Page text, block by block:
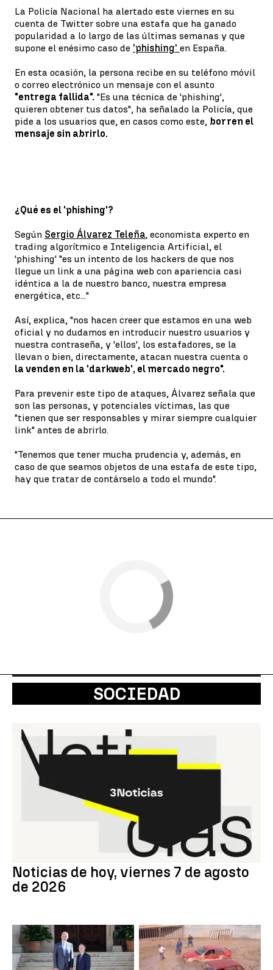
La Policía Nacional ha alertado este viernes en su
cuenta de Twitter sobre una estafa que ha ganado
popularidad a lo largo de las últimas semanas y que
supone el enésimo caso de 'phishing' en España.
En esta ocasión, la persona recibe en su teléfono móvil
o correo electrónico un mensaje con el asunto
"entrega fallida". "Es una técnica de 'phishing',
quieren obtener tus datos", ha señalado la Policía, que
pide a los usuarios que, en casos como este, borren el
mensaje sin abrirlo.
¿Qué es el 'phishing'?
Según Sergio Álvarez Teleña, economista experto en
trading algorítmico e Inteligencia Artificial, el
'phishing' "es un intento de los hackers de que nos
llegue un link a una página web con apariencia casi
idéntica a la de nuestro banco, nuestra empresa
energética, etc..."
Así, explica, "nos hacen creer que estamos en una web
oficial y no dudamos en introducir nuestro usuarios y
nuestra contraseña, y 'ellos', los estafadores, se la
llevan o bien, directamente, atacan nuestra cuenta o
la venden en la 'darkweb', el mercado negro".
Para prevenir este tipo de ataques, Álvarez señala que
son las personas, y potenciales víctimas, las que
"tienen que ser responsables y mirar siempre cualquier
link" antes de abrirlo.
"Tenemos que tener mucha prudencia y, además, en
caso de que seamos objetos de una estafa de este tipo,
hay que tratar de contárselo a todo el mundo".
SOCIEDAD
Noticias de hoy, viernes 7 de agosto
de 2026